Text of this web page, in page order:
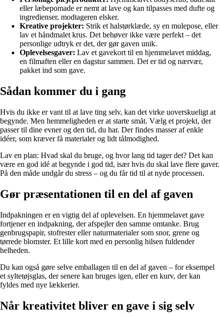
eller læbepomade er nemt at lave og kan tilpasses med dufte og
ingredienser, modtageren elsker.
Kreative projekter: Strik et halstørklæde, sy en mulepose, eller
lav et håndmalet krus. Det behøver ikke være perfekt – det
personlige udtryk er det, der gør gaven unik.
Oplevelsesgaver: Lav et gavekort til en hjemmelavet middag,
en filmaften eller en dagstur sammen. Det er tid og nærvær,
pakket ind som gave.
Sådan kommer du i gang
Hvis du ikke er vant til at lave ting selv, kan det virke uoverskueligt at
begynde. Men hemmeligheden er at starte småt. Vælg et projekt, der
passer til dine evner og den tid, du har. Der findes masser af enkle
idéer, som kræver få materialer og lidt tålmodighed.
Lav en plan: Hvad skal du bruge, og hvor lang tid tager det? Det kan
være en god idé at begynde i god tid, især hvis du skal lave flere gaver.
På den måde undgår du stress – og du får tid til at nyde processen.
Gør præsentationen til en del af gaven
Indpakningen er en vigtig del af oplevelsen. En hjemmelavet gave
fortjener en indpakning, der afspejler den samme omtanke. Brug
genbrugspapir, stofrester eller naturmaterialer som snor, grene og
tørrede blomster. Et lille kort med en personlig hilsen fuldender
helheden.
Du kan også gøre selve emballagen til en del af gaven – for eksempel
et syltetøjsglas, der senere kan bruges igen, eller en kurv, der kan
fyldes med nye lækkerier.
Når kreativitet bliver en gave i sig selv